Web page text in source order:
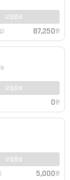
모집종료
) 87,250원
모집종료
0원
모집종료
5,000원